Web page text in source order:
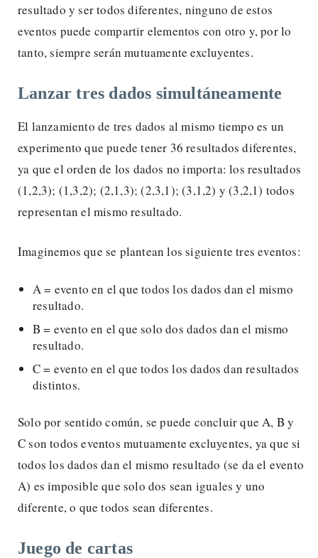
resultado y ser todos diferentes, ninguno de estos
eventos puede compartir elementos con otro y, por lo
tanto, siempre serán mutuamente excluyentes.
Lanzar tres dados simultáneamente
El lanzamiento de tres dados al mismo tiempo es un
experimento que puede tener 36 resultados diferentes,
ya que el orden de los dados no importa: los resultados
(1,2,3); (1,3,2); (2,1,3); (2,3,1); (3,1,2) y (3,2,1) todos
representan el mismo resultado.
Imaginemos que se plantean los siguiente tres eventos:
A = evento en el que todos los dados dan el mismo
resultado.
B = evento en el que solo dos dados dan el mismo
resultado.
C = evento en el que todos los dados dan resultados
distintos.
Solo por sentido común, se puede concluir que A, B y
C son todos eventos mutuamente excluyentes, ya que si
todos los dados dan el mismo resultado (se da el evento
A) es imposible que solo dos sean iguales y uno
diferente, o que todos sean diferentes.
Juego de cartas